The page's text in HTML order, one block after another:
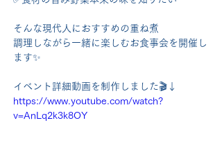
そんな現代人におすすめの重ね煮
調理しながら一緒に楽しむお食事会を開催し
ます✨
イベント詳細動画を制作しました🎬↓
https://www.youtube.com/watch?
v=AnLq2k3k8OY